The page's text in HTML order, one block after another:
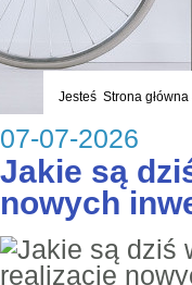
Jesteś Strona główna
07-07-2026
Jakie są
nowych